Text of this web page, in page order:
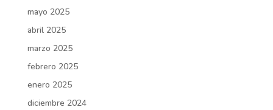
mayo 2025
abril 2025
marzo 2025
febrero 2025
enero 2025
diciembre 2024